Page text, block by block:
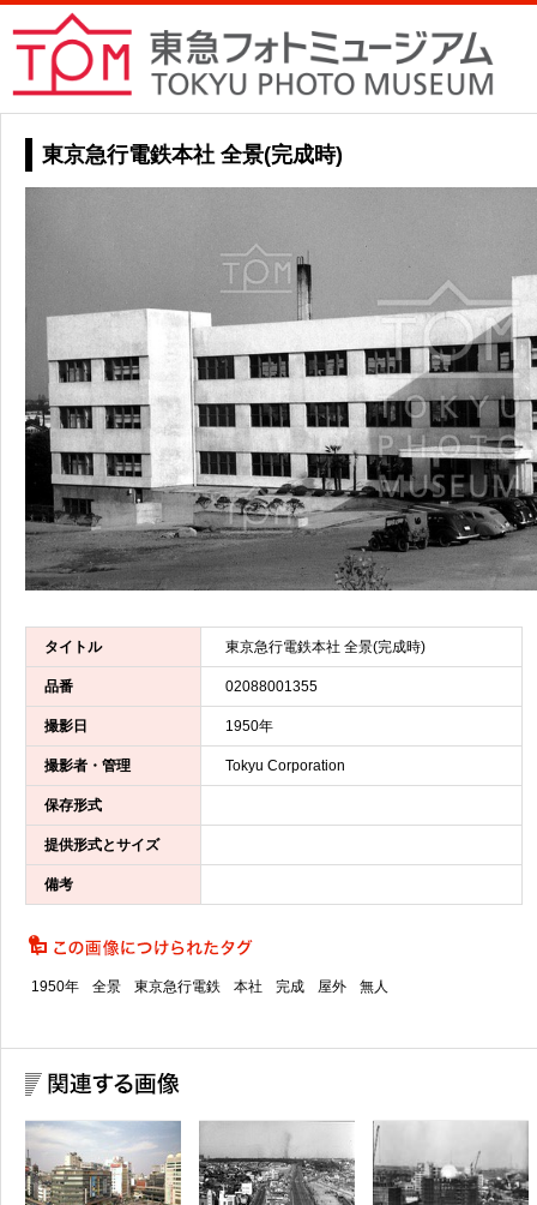
東京急行電鉄本社 全景(完成時)
タイトル 東京急行電鉄本社 全景(完成時)
品番 02088001355
撮影日 1950年
撮影者・管理 Tokyu Corporation
保存形式
提供形式とサイズ
備考
1950年 全景 東京急行電鉄 本社 完成 屋外 無人